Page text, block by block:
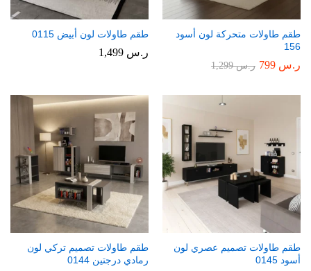
طقم طاولات متحركة لون أسود
156
ر.س ر.س1,299
طقم طاولات لون أبيض 0115
ر.س
طقم طاولات تصميم عصري لون
أسود 0145
طقم طاولات تصميم تركي لون
رمادي درجتين 0144